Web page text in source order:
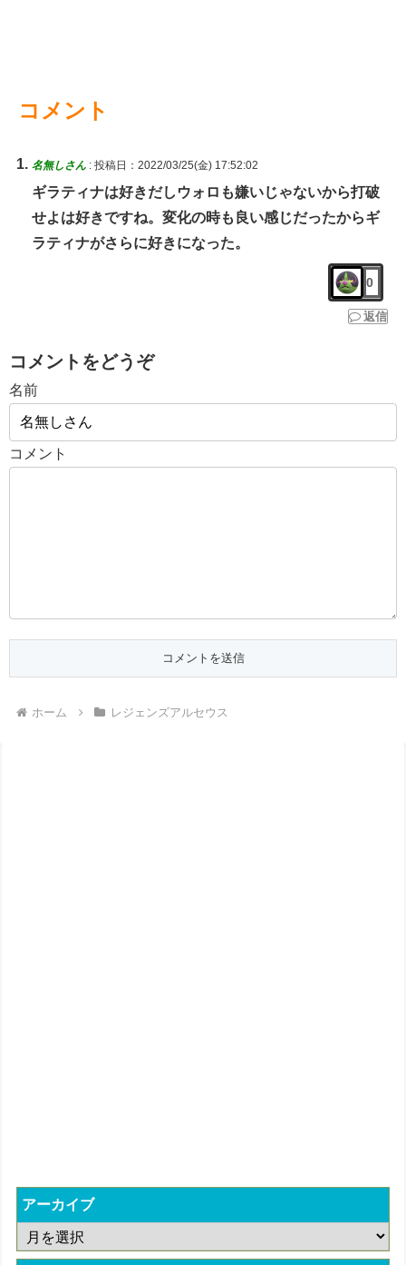
コメント
名無しさん : 投稿日：2022/03/25(金) 17:52:02
ギラティナは好きだしウォロも嫌いじゃないから打破
せよは好きですね。変化の時も良い感じだったからギ
ラティナがさらに好きになった。
0
返信
コメントをどうぞ
名前
コメント
ホーム レジェンズアルセウス
アーカイブ